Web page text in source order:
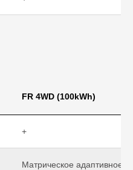
FR 4WD (100kWh)
+
Матрическое адаптивное